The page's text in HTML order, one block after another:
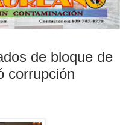
de bloque de
corrupción